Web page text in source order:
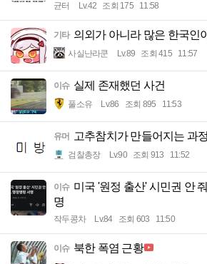
균터 Lv.42 조회 175 11:58
기타 의외가 아니라 많은 한국인
사실난라쿤 Lv.89 조회 415 11:57
이슈 실제 존재했던 사건
풀소유 Lv.86 조회 895 11:53
유머 고추참치가 만들어지는 과정
검찰총장 Lv.90 조회 913 11:52
이슈 미국 '원정 출산' 시민권 안
명
작두콩차 Lv.84 조회 603 11:50
이슈 북한 폭염 근황